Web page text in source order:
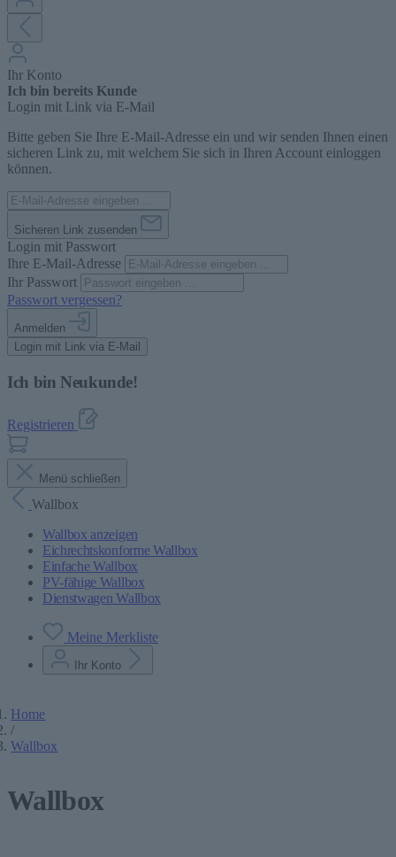
Ihr Konto
Ich bin bereits Kunde
Login mit Link via E-Mail
Bitte geben Sie Ihre E-Mail-Adresse ein und wir senden Ihnen einen
sicheren Link zu, mit welchem Sie sich in Ihren Account einloggen
können.
Sicheren Link zusenden
Login mit Passwort
Ihre E-Mail-Adresse
Ihr Passwort
Passwort vergessen?
Anmelden
Login mit Link via E-Mail
Ich bin Neukunde!
Registrieren
Menü schließen
Wallbox
Wallbox anzeigen
Eichrechtskonforme Wallbox
Einfache Wallbox
PV-fähige Wallbox
Dienstwagen Wallbox
Meine Merkliste
Ihr Konto
Home
/
Wallbox
Wallbox